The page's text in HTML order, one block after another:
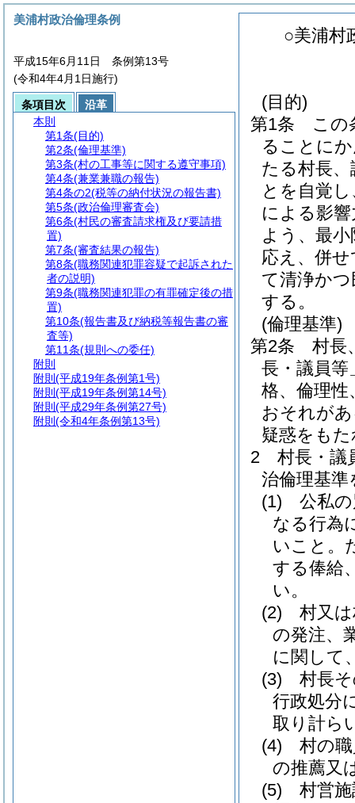
○美浦村
(目的)
第1条
この
ることに
たる村長
とを自覚
による影
よう、最
応え、併
て清浄か
する。
(倫理基準)
第2条
村長
長・議員
格、倫理
おそれが
疑惑をも
2
村長・議
治倫理基
(1)
公私
なる行為
いこと。
する俸給
い。
(2)
村又
の発注、
に関して
(3)
村長
行政処分
取り計ら
(4)
村の
の推薦又
(5)
村営
美浦村政治倫理条例
平成15年6月11日 条例第13号
(令和4年4月1日施行)
条項目次
沿革
本則
第1条(目的)
第2条(倫理基準)
第3条(村の工事等に関する遵守事項)
第4条(兼業兼職の報告)
第4条の2(税等の納付状況の報告書)
第5条(政治倫理審査会)
第6条(村民の審査請求権及び要請措
置)
第7条(審査結果の報告)
第8条(職務関連犯罪容疑で起訴された
者の説明)
第9条(職務関連犯罪の有罪確定後の措
置)
第10条(報告書及び納税等報告書の審
査等)
第11条(規則への委任)
附則
附則 (平成19年条例第1号)
附則 (平成19年条例第14号)
附則 (平成29年条例第27号)
附則 (令和4年条例第13号)